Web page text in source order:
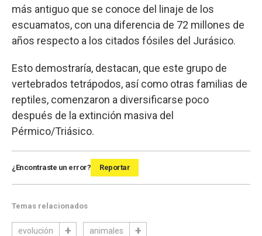
más antiguo que se conoce del linaje de los
escuamatos, con una diferencia de 72 millones de
años respecto a los citados fósiles del Jurásico.
Esto demostraría, destacan, que este grupo de
vertebrados tetrápodos, así como otras familias de
reptiles, comenzaron a diversificarse poco
después de la extinción masiva del
Pérmico/Triásico.
¿Encontraste un error? Reportar
Temas relacionados
evolución animales